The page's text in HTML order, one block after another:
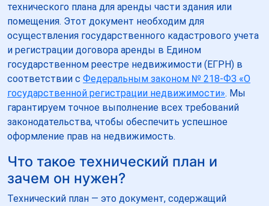
технического плана для аренды части здания или
помещения. Этот документ необходим для
осуществления государственного кадастрового учета
и регистрации договора аренды в Едином
государственном реестре недвижимости (ЕГРН) в
соответствии с Федеральным законом № 218-ФЗ «О
государственной регистрации недвижимости». Мы
гарантируем точное выполнение всех требований
законодательства, чтобы обеспечить успешное
оформление прав на недвижимость.
Что такое технический план и
зачем он нужен?
Технический план — это документ, содержащий